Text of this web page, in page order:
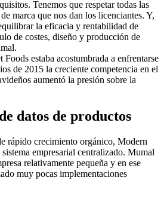
Tenemos que respetar todas las
marca que nos dan los licenciantes. Y,
la eficacia y rentabilidad de
de costes, diseño y producción de
estaba acostumbrada a enfrentarse
de 2015 la creciente competencia en el
aumentó la presión sobre la
datos de productos
rápido crecimiento orgánico, Modern
empresarial centralizado. Mumal
relativamente pequeña y en ese
muy pocas implementaciones